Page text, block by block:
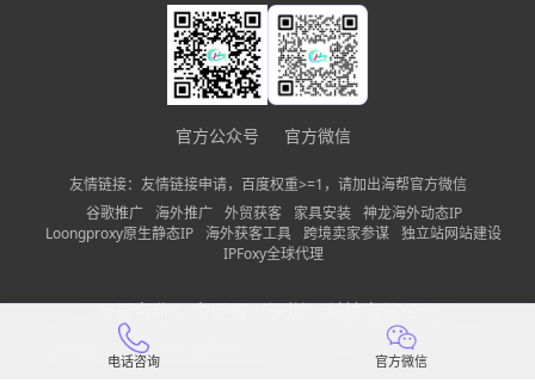
请确保您填写的联系方式无误，以便我们第一时间联系到
立即申请免费使用
官方公众号 官方微信
友情链接：友情链接申请，百度权重>=1，请加出海帮官方微信
谷歌推广
海外推广 外贸获客 家具安装
神龙海外动态IP
Loongproxy原生静态IP 海外获客工具 跨境卖家参谋 独立站网站建设
IPFoxy全球代理
公司名称：中巨量（深圳）科技有限公司
备案信息：粤ICP备2022150197号-13 隐私政策
电话咨询 官方微信